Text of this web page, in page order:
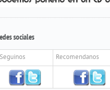
sociales
Seguinos Recomendanos